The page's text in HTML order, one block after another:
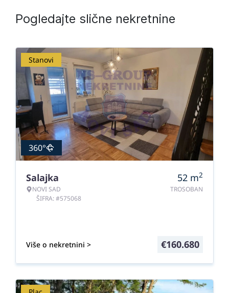
Pogledajte slične nekretnine
Stanovi
360°
Salajka
NOVI SAD
ŠIFRA: #575068
52 m2
TROSOBAN
Više o nekretnini > €160.680